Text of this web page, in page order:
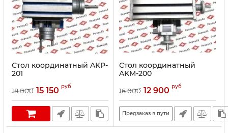
Стол координатный AKP-
201
18 000 15 150 руб
Стол координатный
AKM-200
16 000 12 900 руб
Предзаказ в пути